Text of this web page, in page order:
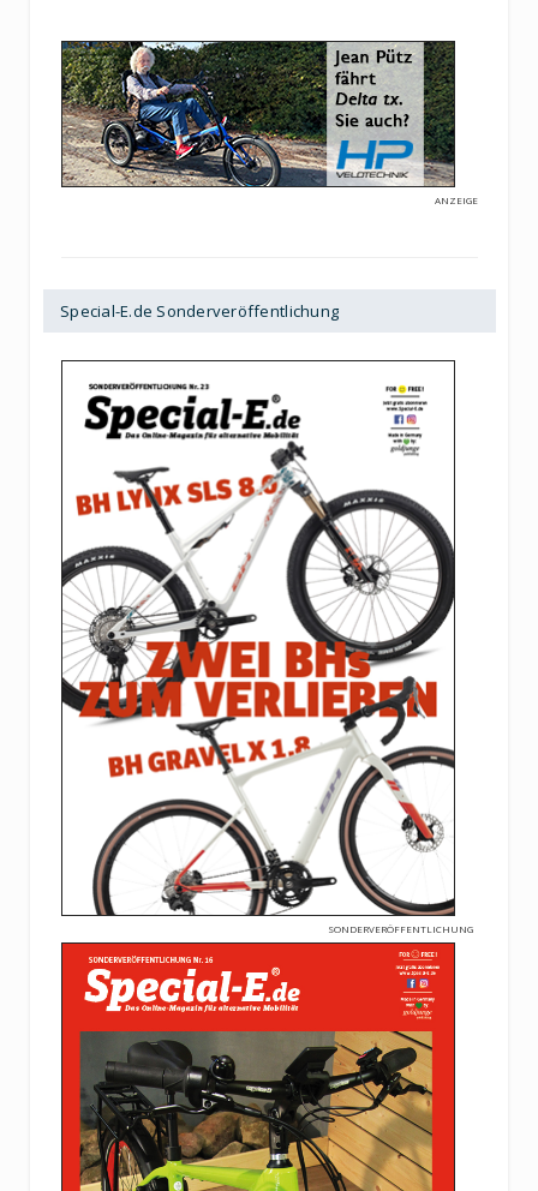
ANZEIGE
Special-E.de Sonderveröffentlichung
SONDERVERÖFFENTLICHUNG